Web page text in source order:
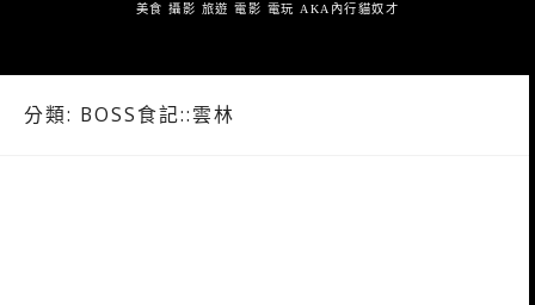
美食 攝影 旅遊 電影 電玩 AKA內行貓奴才
分類: BOSS食記::雲林